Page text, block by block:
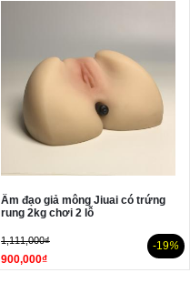
Âm đạo giả mông Jiuai có trứng
rung 2kg chơi 2 lỗ
1,111,000₫
900,000₫
-19%